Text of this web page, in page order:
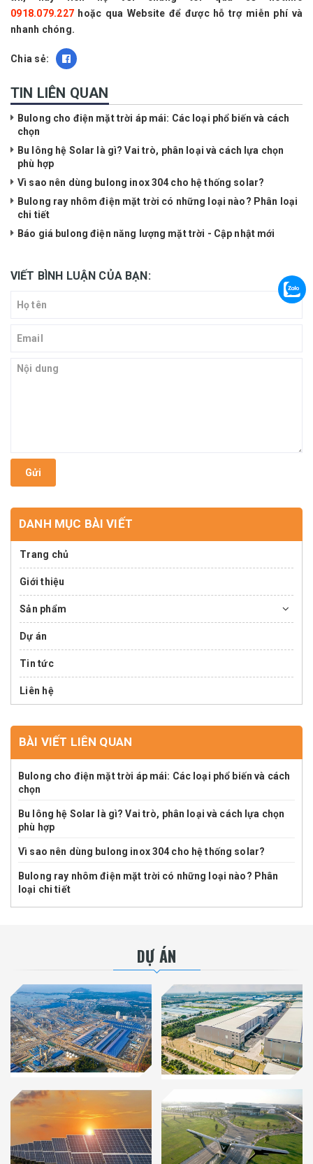
0918.079.227 hoặc qua Website để được hỗ trợ miễn phí và
nhanh chóng.
Chia sẻ:
TIN LIÊN QUAN
Bulong cho điện mặt trời áp mái: Các loại phổ biến và cách
chọn
Bu lông hệ Solar là gì? Vai trò, phân loại và cách lựa chọn
phù hợp
Vì sao nên dùng bulong inox 304 cho hệ thống solar?
Bulong ray nhôm điện mặt trời có những loại nào? Phân loại
chi tiết
Báo giá bulong điện năng lượng mặt trời - Cập nhật mới
VIẾT BÌNH LUẬN CỦA BẠN:
Gửi
DANH MỤC BÀI VIẾT
Trang chủ
Giới thiệu
Sản phẩm
Dự án
Tin tức
Liên hệ
BÀI VIẾT LIÊN QUAN
Bulong cho điện mặt trời áp mái: Các loại phổ biến và cách
chọn
Bu lông hệ Solar là gì? Vai trò, phân loại và cách lựa chọn
phù hợp
Vì sao nên dùng bulong inox 304 cho hệ thống solar?
Bulong ray nhôm điện mặt trời có những loại nào? Phân
loại chi tiết
DỰ ÁN